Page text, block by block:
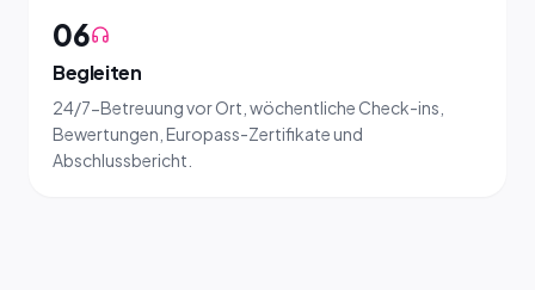
06
Begleiten
24/7-Betreuung vor Ort, wöchentliche Check-ins,
Bewertungen, Europass-Zertifikate und
Abschlussbericht.